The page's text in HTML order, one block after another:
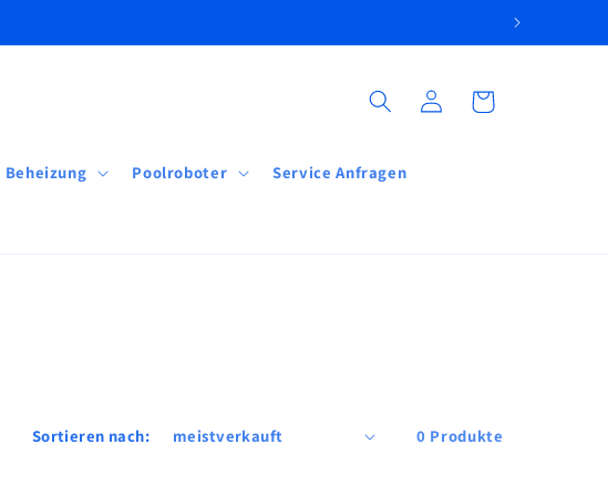
Beheizung Poolroboter Service Anfragen
EinloggenWarenkorb
Sortieren nach: 0 Produkte